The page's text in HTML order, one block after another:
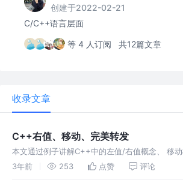
创建于2022-02-21
C/C++语言层面
等 4 人订阅 共12篇文章
收录文章
C++右值、移动、完美转发
本文通过例子讲解C++中的左值/右值概念、 移动
帮助理解移动构造函数、通用引用、完美转发。
3年前 253 点赞 评论